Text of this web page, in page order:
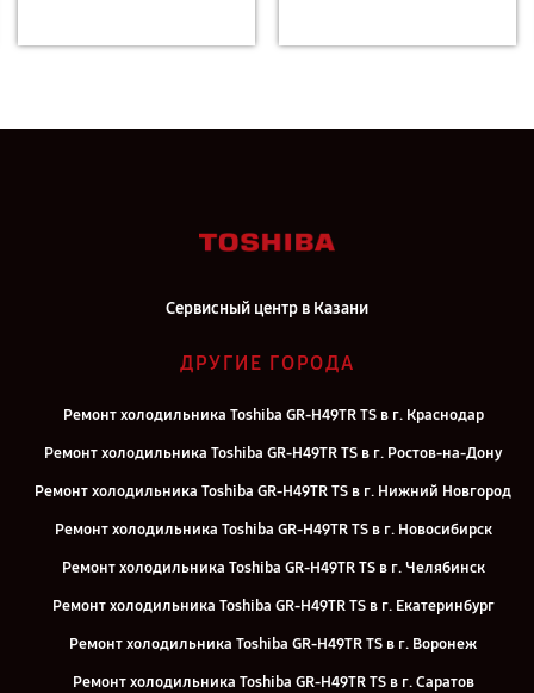
Сервисный центр в Казани
ДРУГИЕ ГОРОДА
Ремонт холодильника Toshiba GR-H49TR TS в г. Краснодар
Ремонт холодильника Toshiba GR-H49TR TS в г. Ростов-на-Дону
Ремонт холодильника Toshiba GR-H49TR TS в г. Нижний Новгород
Ремонт холодильника Toshiba GR-H49TR TS в г. Новосибирск
Ремонт холодильника Toshiba GR-H49TR TS в г. Челябинск
Ремонт холодильника Toshiba GR-H49TR TS в г. Екатеринбург
Ремонт холодильника Toshiba GR-H49TR TS в г. Воронеж
Ремонт холодильника Toshiba GR-H49TR TS в г. Саратов